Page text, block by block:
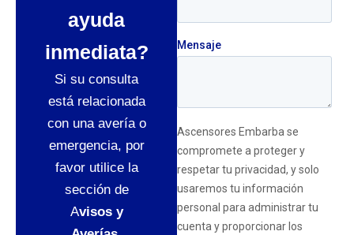
ayuda
inmediata?
Si su consulta
está relacionada
con una avería o
emergencia, por
favor utilice la
sección de
Avisos y